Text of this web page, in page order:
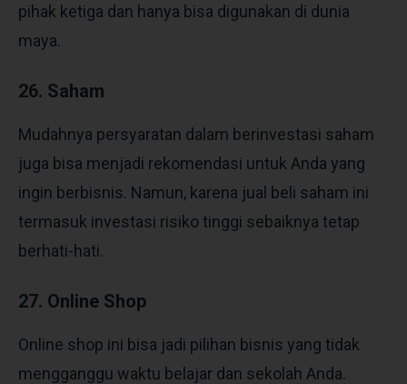
pihak ketiga dan hanya bisa digunakan di dunia
maya.
26. Saham
Mudahnya persyaratan dalam berinvestasi saham
juga bisa menjadi rekomendasi untuk Anda yang
ingin berbisnis. Namun, karena jual beli saham ini
termasuk investasi risiko tinggi sebaiknya tetap
berhati-hati.
27. Online Shop
Online shop ini bisa jadi pilihan bisnis yang tidak
mengganggu waktu belajar dan sekolah Anda.